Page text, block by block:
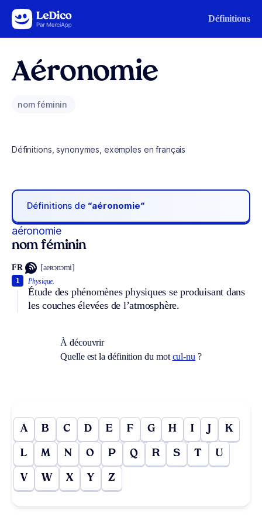
Aller au contenu Définitions
Aéronomie
nom féminin
Définitions, synonymes, exemples en français
Définitions de “aéronomie“
aéronomie
nom féminin
FR [aeʀɔnɔmi]
Physique.
Étude des phénomènes physiques se produisant dans
les couches élevées de l’atmosphère.
1
À découvrir
Quelle est la définition du mot cul-nu ?
A B C D E F G H I J K
L M N O P Q R S T U
V W X Y Z